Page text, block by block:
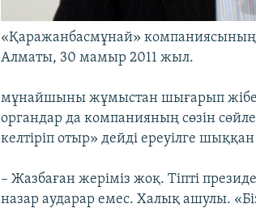
«Қаражанбасмұнай»
Алматы, 30 мамыр 2011 жыл.
мұнайшыны жұмыстан шығарып
органдар да компанияның сөзін
келтіріп отыр» дейді ереуілге
– Жазбаған жеріміз жоқ. Тіпті
назар аударар емес. Халық ашулы.